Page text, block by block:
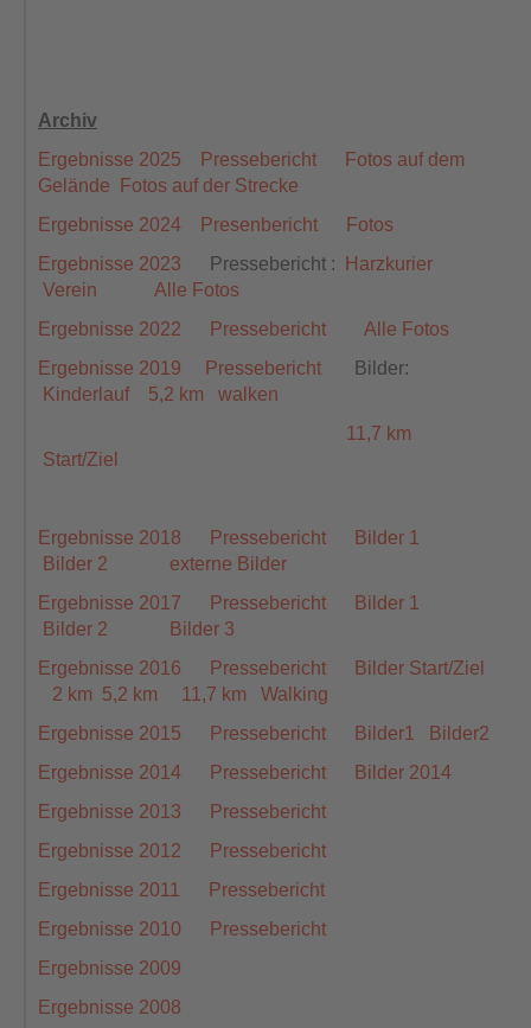
Archiv
Ergebnisse 2025
Pressebericht
Fotos auf dem
Gelände
Fotos auf der Strecke
Ergebnisse 2024
Presenbericht
Fotos
Ergebnisse 2023
Pressebericht :
Harzkurier
Verein
Alle Fotos
Ergebnisse 2022
Pressebericht
Alle Fotos
Ergebnisse 2019
Pressebericht Bilder:
Kinderlauf
5,2 km
walken
11,7 km
Start/Ziel
Ergebnisse 2018 Pressebericht
Bilder 1
Bilder 2
externe Bilder
Ergebnisse 2017
Pressebericht
Bilder 1
Bilder 2
Bilder 3
Ergebnisse 2016
Pressebericht
Bilder Start/Ziel
2 km 5,2 km 11,7 km
Walking
Ergebnisse 2015
Pressebericht Bilder1
Bilder2
Ergebnisse 2014
Pressebericht
Bilder 2014
Ergebnisse 2013
Pressebericht
Ergebnisse 2012
Pressebericht
Ergebnisse 2011
Pressebericht
Ergebnisse 2010
Pressebericht
Ergebnisse 2009
Ergebnisse 2008